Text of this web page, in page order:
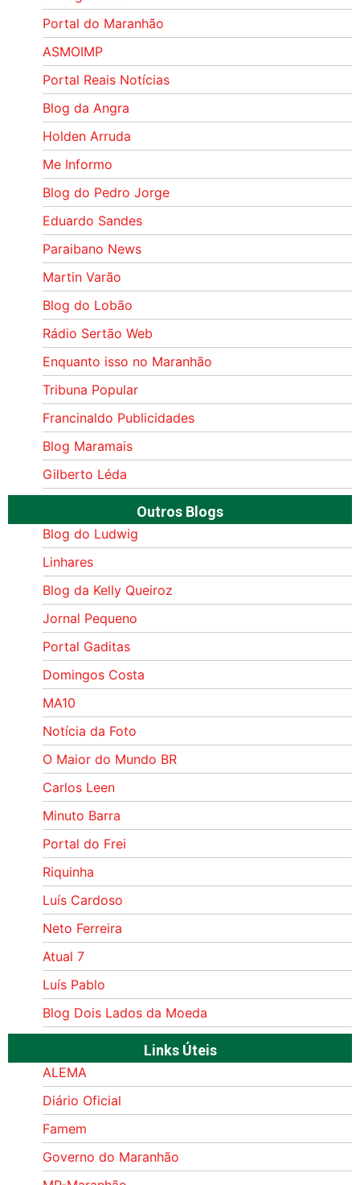
Portal do Maranhão
ASMOIMP
Portal Reais Notí­cias
Blog da Angra
Holden Arruda
Me Informo
Blog do Pedro Jorge
Eduardo Sandes
Paraibano News
Martin Varão
Blog do Lobão
Rádio Sertão Web
Enquanto isso no Maranhão
Tribuna Popular
Francinaldo Publicidades
Blog Maramais
Gilberto Léda
Outros Blogs
Blog do Ludwig
Linhares
Blog da Kelly Queiroz
Jornal Pequeno
Portal Gaditas
Domingos Costa
MA10
Notícia da Foto
O Maior do Mundo BR
Carlos Leen
Minuto Barra
Portal do Frei
Riquinha
Luís Cardoso
Neto Ferreira
Atual 7
Luís Pablo
Blog Dois Lados da Moeda
Links Úteis
ALEMA
Diário Oficial
Famem
Governo do Maranhão